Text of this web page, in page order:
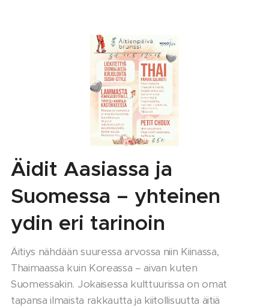
Äidit Aasiassa ja
Suomessa – yhteinen
ydin eri tarinoin
Äitiys nähdään suuressa arvossa niin Kiinassa,
Thaimaassa kuin Koreassa – aivan kuten
Suomessakin. Jokaisessa kulttuurissa on omat
tapansa ilmaista rakkautta ja kiitollisuutta äitiä